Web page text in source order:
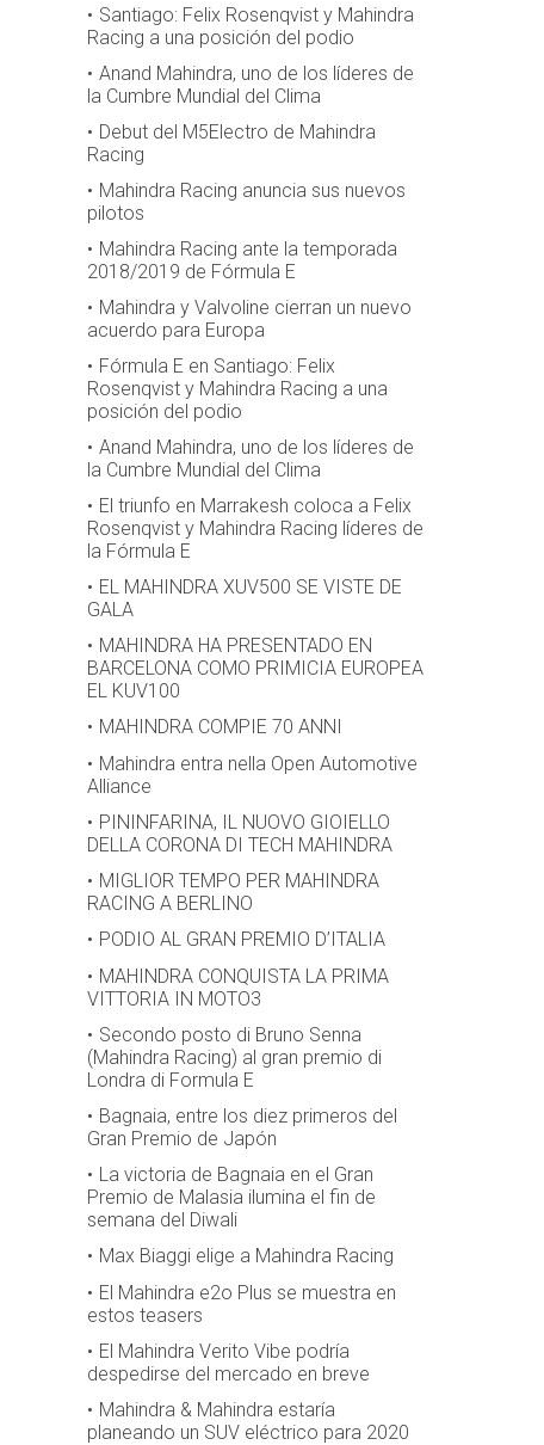
Santiago: Felix Rosenqvist y Mahindra
Racing a una posición del podio
Anand Mahindra, uno de los líderes de
la Cumbre Mundial del Clima
Debut del M5Electro de Mahindra
Racing
Mahindra Racing anuncia sus nuevos
pilotos
Mahindra Racing ante la temporada
2018/2019 de Fórmula E
Mahindra y Valvoline cierran un nuevo
acuerdo para Europa
Fórmula E en Santiago: Felix
Rosenqvist y Mahindra Racing a una
posición del podio
Anand Mahindra, uno de los líderes de
la Cumbre Mundial del Clima
El triunfo en Marrakesh coloca a Felix
Rosenqvist y Mahindra Racing líderes de
la Fórmula E
EL MAHINDRA XUV500 SE VISTE DE
GALA
MAHINDRA HA PRESENTADO EN
BARCELONA COMO PRIMICIA EUROPEA
EL KUV100
MAHINDRA COMPIE 70 ANNI
Mahindra entra nella Open Automotive
Alliance
PININFARINA, IL NUOVO GIOIELLO
DELLA CORONA DI TECH MAHINDRA
MIGLIOR TEMPO PER MAHINDRA
RACING A BERLINO
PODIO AL GRAN PREMIO D’ITALIA
MAHINDRA CONQUISTA LA PRIMA
VITTORIA IN MOTO3
Secondo posto di Bruno Senna
(Mahindra Racing) al gran premio di
Londra di Formula E
Bagnaia, entre los diez primeros del
Gran Premio de Japón
La victoria de Bagnaia en el Gran
Premio de Malasia ilumina el fin de
semana del Diwali
Max Biaggi elige a Mahindra Racing
El Mahindra e2o Plus se muestra en
estos teasers
El Mahindra Verito Vibe podría
despedirse del mercado en breve
Mahindra & Mahindra estaría
planeando un SUV eléctrico para 2020